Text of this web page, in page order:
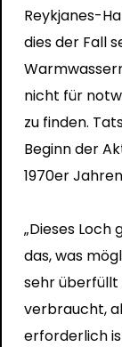
Reykjanes-
dies der Fall
nicht für
zu finden.
Beginn der
1970er
„Dieses Loch
das, was
sehr überfüllt
verbraucht,
erforderlich